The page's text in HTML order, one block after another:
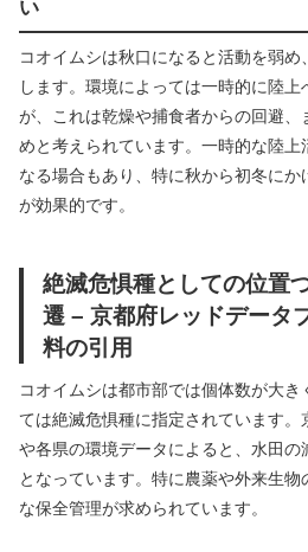
い
コオイムシは秋口になると活動を弱
します。環境によっては一時的に陸
が、これは乾燥や捕食者からの回避、
めと考えられています。一時的な陸上
なる場合もあり、特に秋から初冬に
が効果的です。
絶滅危惧種としての位置
遷 – 京都府レッドデータ
料の引用
コオイムシは都市部では個体数が大
ては絶滅危惧種に指定されています。
や各県の環境データによると、水田の
となっています。特に農薬や外来生
な保全管理が求められています。